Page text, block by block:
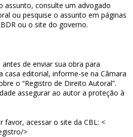
assunto, consulte um advogado
ou pesquise o assunto em páginas
ou o site do governo.
de enviar sua obra para
casa editorial, informe-se na Câmara
o “Registro de Direito Autoral”.
assegurar ao autor a proteção à
favor, acessar o site da CBL: <
>